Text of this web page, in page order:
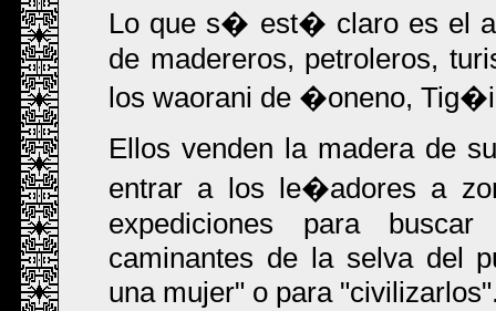
Lo que s� est� claro es el
de madereros, petroleros,
los waorani de �oneno,
Ellos venden la madera de
entrar a los le�adores a
expediciones para
caminantes de la selva del
una mujer" o para